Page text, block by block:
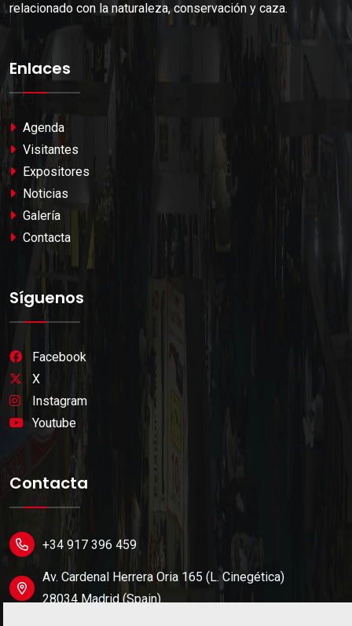
relacionado con la naturaleza, conservación y caza.
Enlaces
Agenda
Visitantes
Expositores
Noticias
Galería
Contacta
Síguenos
Facebook
X
Instagram
Youtube
Contacta
+34 917 396 459
Av. Cardenal Herrera Oria 165 (L. Cinegética)
28034 Madrid (Spain).